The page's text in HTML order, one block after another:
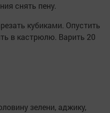
снять пену.
кубиками. Опустить
в кастрюлю. Варить 20
зелени, аджику,